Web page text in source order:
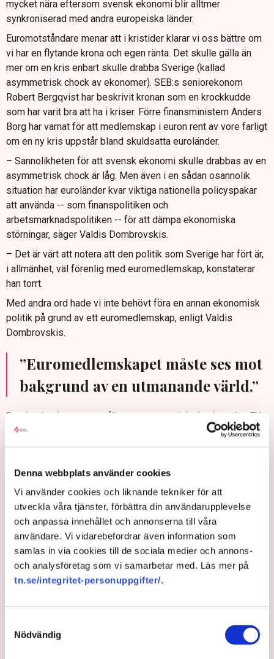
Denna webbplats använder cookies
Vi använder cookies och liknande tekniker för att
utveckla våra tjänster, förbättra din användarupplevelse
och anpassa innehållet och annonserna till våra
användare. Vi vidarebefordrar även information som
samlas in via cookies till de sociala medier och annons-
och analysföretag som vi samarbetar med. Läs mer på
tn.se/integritet-personuppgifter/.
Nödvändig
mycket nära eftersom svensk ekonomi blir alltmer
synkroniserad med andra europeiska länder.
Euromotståndare menar att i kristider klarar vi oss bättre om
vi har en flytande krona och egen ränta. Det skulle gälla än
mer om en kris enbart skulle drabba Sverige (kallad
asymmetrisk chock av ekonomer). SEB:s seniorekonom
Robert Bergqvist har beskrivit kronan som en krockkudde
som har varit bra att ha i kriser. Förre finansministern Anders
Borg har varnat för att medlemskap i euron rent av vore farligt
om en ny kris uppstår bland skuldsatta euroländer.
– Sannolikheten för att svensk ekonomi skulle drabbas av en
asymmetrisk chock är låg. Men även i en sådan osannolik
situation har euroländer kvar viktiga nationella policyspakar
att använda -- som finanspolitiken och
arbetsmarknadspolitiken -- för att dämpa ekonomiska
störningar, säger Valdis Dombrovskis.
– Det är värt att notera att den politik som Sverige har fört är,
i allmänhet, väl förenlig med euromedlemskap, konstaterar
han torrt.
Med andra ord hade vi inte behövt föra en annan ekonomisk
politik på grund av ett euromedlemskap, enligt Valdis
Dombrovskis.
”Euromedlemskapet måste ses mot
bakgrund av en utmanande värld.”
Sverige har inte utsatts för en asymmetrisk chock sedan EU-
medlemskapet 1995. Men om så skulle ske kan euroområdet
bistå med betydande stöd, bland annat finansiell hjälp från
Valdis Dombrovskis vill avsluta intervjun med att sätta in
euron i det stora sammanhanget. Omvärldsläget har blivit allt
mörkare på senare år.
– Euron är mer än bara en valuta. Det är en kraftfull symbol
– Euromedlemskapet måste ses mot bakgrund av en
hörd är att vi agerar nära tillsammans.
Så tycker svenska partier om euron: